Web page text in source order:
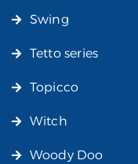
Swing
Tetto series
Topicco
Witch
Woody Doo